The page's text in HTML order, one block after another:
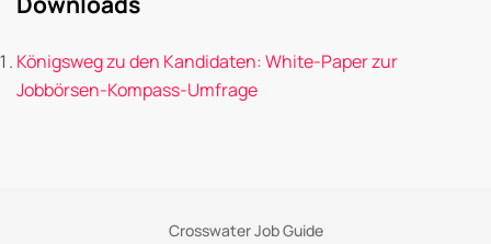
Königsweg zu den Kandidaten: White-Paper zur
Jobbörsen-Kompass-Umfrage
Crosswater Job Guide